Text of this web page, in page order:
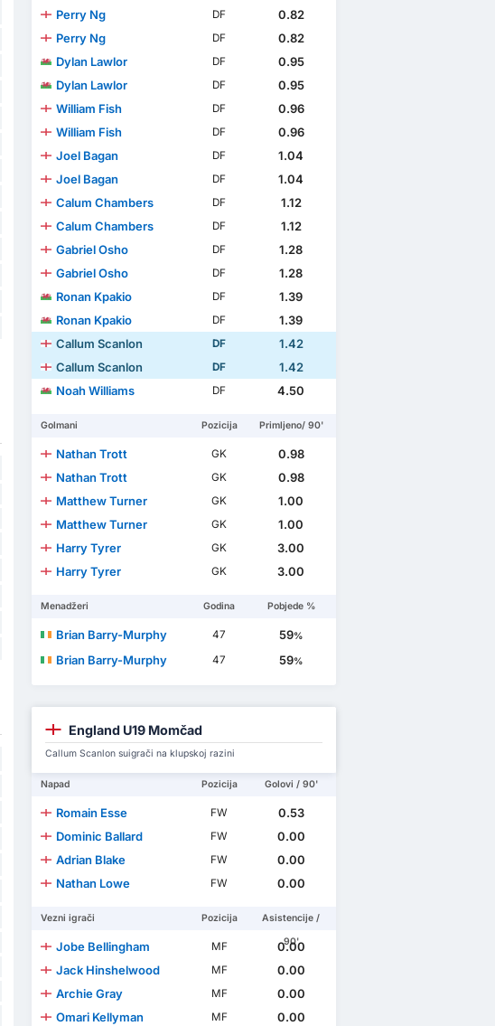
Perry Ng
DF
0.82
Perry Ng
DF
0.82
Dylan Lawlor
DF
0.95
Dylan Lawlor
DF
0.95
William Fish
DF
0.96
William Fish
DF
0.96
Joel Bagan
DF
1.04
Joel Bagan
DF
1.04
Calum Chambers
DF
1.12
Calum Chambers
DF
1.12
Gabriel Osho
DF
1.28
Gabriel Osho
DF
1.28
Ronan Kpakio
DF
1.39
Ronan Kpakio
DF
1.39
Callum Scanlon
DF
1.42
Callum Scanlon
DF
1.42
Noah Williams
DF 4.50
Golmani Pozicija Primljeno/ 90'
Nathan Trott GK
0.98
Nathan Trott
GK
0.98
Matthew Turner
GK
1.00
Matthew Turner
GK
1.00
Harry Tyrer
GK
3.00
Harry Tyrer
GK 3.00
Menadžeri Godina Pobjede %
Brian Barry-Murphy 47 59%
Brian Barry-Murphy 47 59%
England U19 Momčad
Callum Scanlon suigrači na klupskoj razini
Napad Pozicija Golovi / 90'
Romain Esse FW
0.53
Dominic Ballard
FW
0.00
Adrian Blake
FW
0.00
Nathan Lowe
FW 0.00
Vezni igrači Pozicija
Asistencije /
90'
Jobe Bellingham MF
0.00
Jack Hinshelwood
MF
0.00
Archie Gray
MF
0.00
Omari Kellyman
MF
0.00